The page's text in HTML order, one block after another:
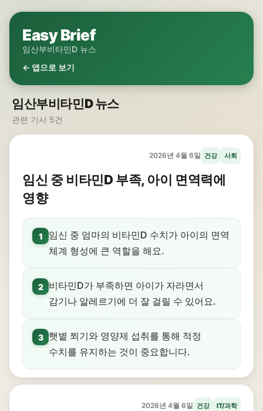
Easy Brief
임산부비타민D 뉴스
← 앱으로 보기
임산부비타민D 뉴스
관련 기사 5건
2026년 4월 6일 건강 사회
임신 중 비타민D 부족, 아이 면역력에
영향
1
임신 중 엄마의 비타민D 수치가 아이의 면역
체계 형성에 큰 역할을 해요.
2
비타민D가 부족하면 아이가 자라면서
감기나 알레르기에 더 잘 걸릴 수 있어요.
3
햇볕 쬐기와 영양제 섭취를 통해 적정
수치를 유지하는 것이 중요합니다.
2026년 4월 6일 건강 IT/과학